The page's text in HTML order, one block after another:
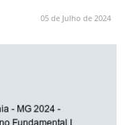
05 de Julho de 2024